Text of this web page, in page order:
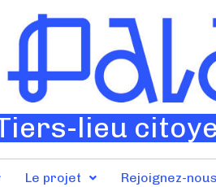
lieu
Le projet Rejoignez-nous